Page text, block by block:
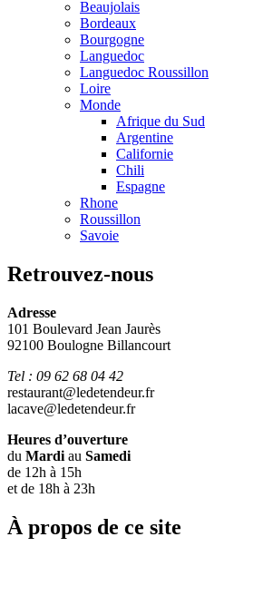
Beaujolais
Bordeaux
Bourgogne
Languedoc
Languedoc Roussillon
Loire
Monde
Afrique du Sud
Argentine
Californie
Chili
Espagne
Rhone
Roussillon
Savoie
Retrouvez-nous
Adresse
101 Boulevard Jean Jaurès
92100 Boulogne Billancourt
Tel : 09 62 68 04 42
restaurant@ledetendeur.fr
lacave@ledetendeur.fr
Heures d’ouverture
du Mardi au Samedi
de 12h à 15h
et de 18h à 23h
À propos de ce site